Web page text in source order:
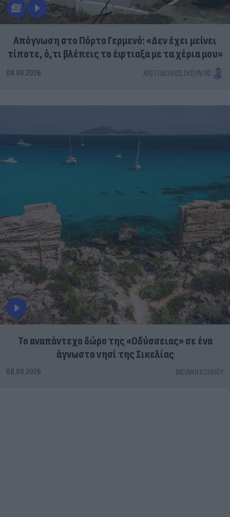
Απόγνωση στο Πόρτο Γερμενό: «Δεν έχει μείνει
τίποτε, ό,τι βλέπεις το έφτιαξα με τα χέρια μου»
08.08.2026 ΧΡΙΣΤΌΔΟΥΛΟΣ ΣΚΟΎΝΤΑΣ
To αναπάντεχο δώρο της «Οδύσσειας» σε ένα
άγνωστο νησί της Σικελίας
08.08.2026 ΒΑΣΙΛΙΚΉ ΚΟΥΚΊΟΥ